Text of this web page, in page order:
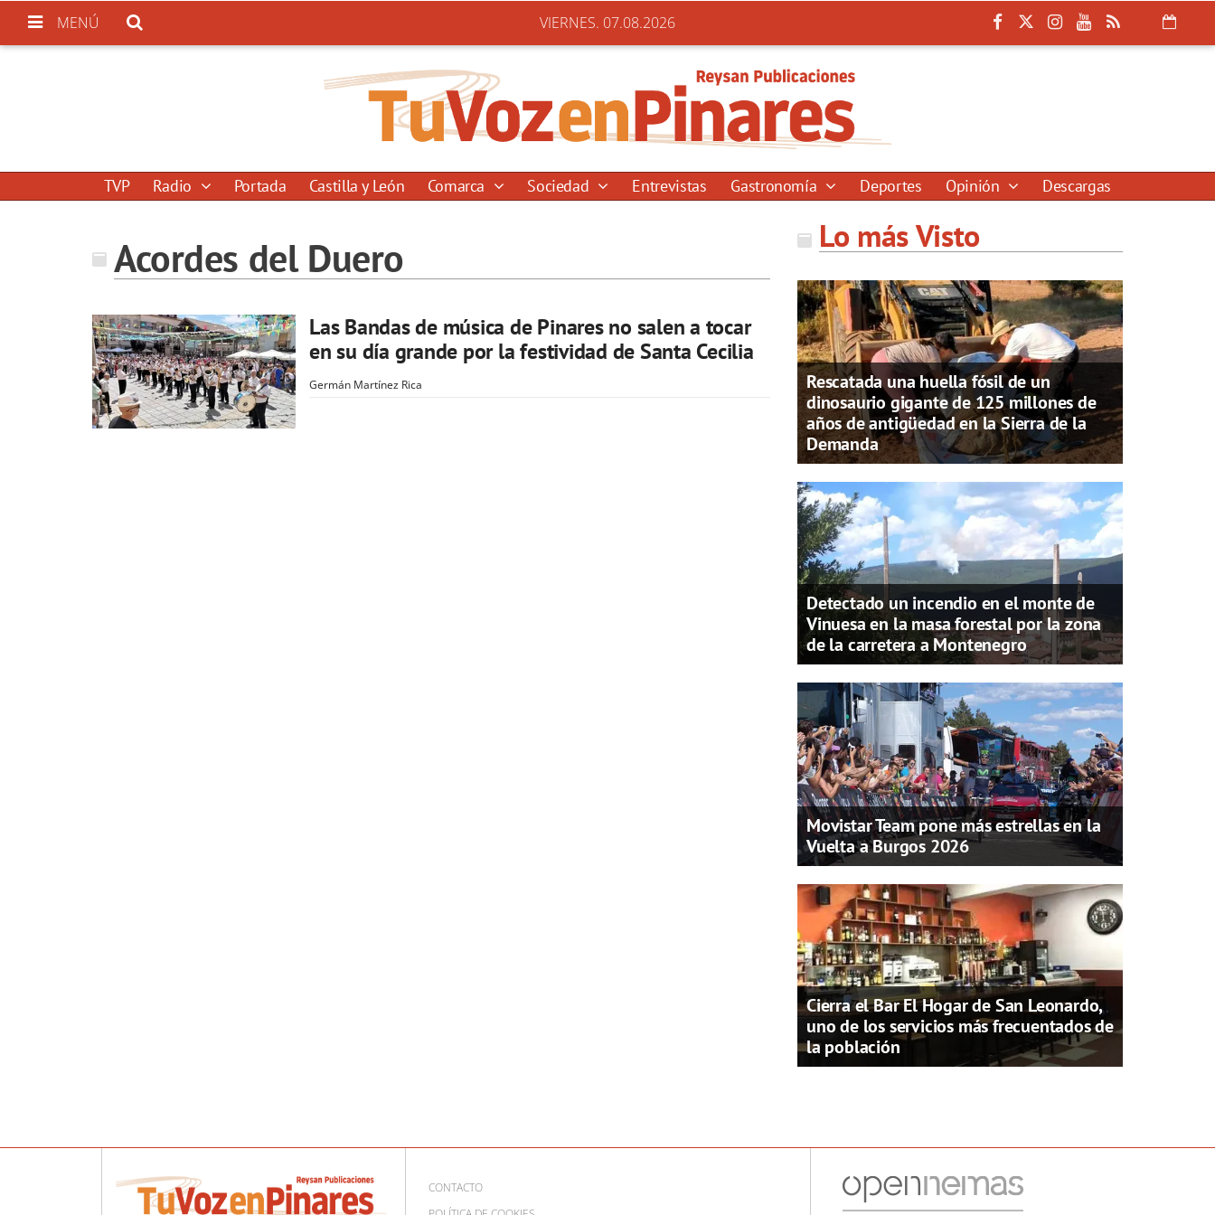
MENÚ VIERNES. 07.08.2026
TVP Radio Portada Castilla y León Comarca Sociedad Entrevistas Gastronomía Deportes Opinión Descargas
Acordes del Duero
Las Bandas de música de Pinares no salen a tocar
en su día grande por la festividad de Santa Cecilia
Germán Martínez Rica
Lo más Visto
Rescatada una huella fósil de un
dinosaurio gigante de 125 millones de
años de antigüedad en la Sierra de la
Demanda
Detectado un incendio en el monte de
Vinuesa en la masa forestal por la zona
de la carretera a Montenegro
Movistar Team pone más estrellas en la
Vuelta a Burgos 2026
Cierra el Bar El Hogar de San Leonardo,
uno de los servicios más frecuentados de
la población
CONTACTO